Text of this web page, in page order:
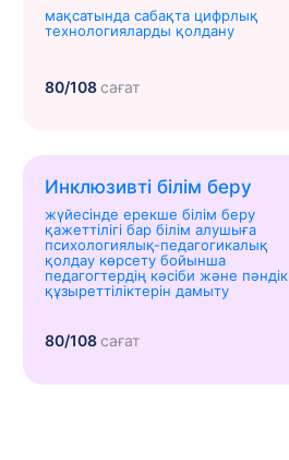
мақсатында сабақта цифрлық
технологияларды қолдану
80/108сағат
Инклюзивті білім беру
жүйесінде ерекше білім беру
қажеттілігі бар білім алушыға
психологиялық-педагогикалық
қолдау көрсету бойынша
педагогтердің кәсіби және пәндік
құзыреттіліктерін дамыту
80/108сағат